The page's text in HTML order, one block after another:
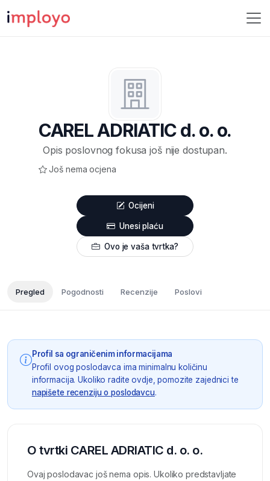
CAREL ADRIATIC d. o. o.
Opis poslovnog fokusa još nije dostupan.
Još nema ocjena
Ocijeni
Unesi plaću
Ovo je vaša tvrtka?
Pregled Pogodnosti Recenzije Poslovi
Profil sa ograničenim informacijama
Profil ovog poslodavca ima minimalnu količinu
informacija. Ukoliko radite ovdje, pomozite zajednici te
napišete recenziju o poslodavcu.
O tvrtki CAREL ADRIATIC d. o. o.
Ovaj poslodavac još nema opis. Ukoliko predstavljate